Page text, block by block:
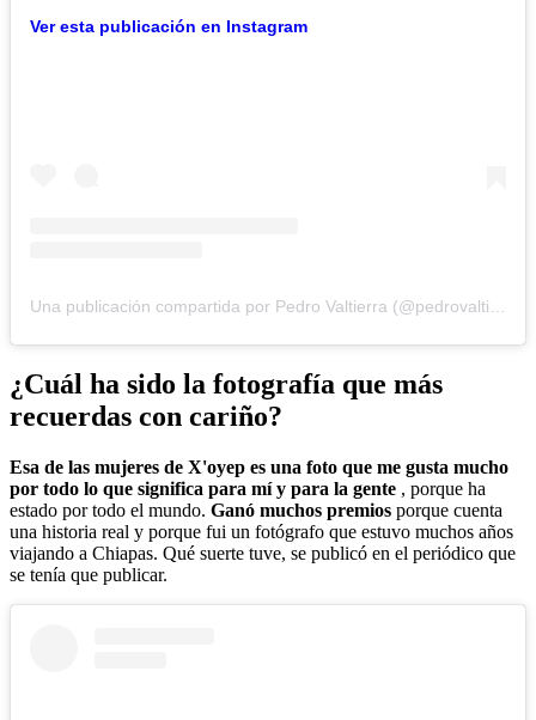
Ver esta publicación en Instagram
¿Cuál ha sido la fotografía que más
recuerdas con cariño?
Esa de las mujeres de X'oyep es una foto que me gusta mucho
por todo lo que significa para mí y para la gente , porque ha
estado por todo el mundo. Ganó muchos premios porque cuenta
una historia real y porque fui un fotógrafo que estuvo muchos años
viajando a Chiapas. Qué suerte tuve, se publicó en el periódico que
se tenía que publicar.